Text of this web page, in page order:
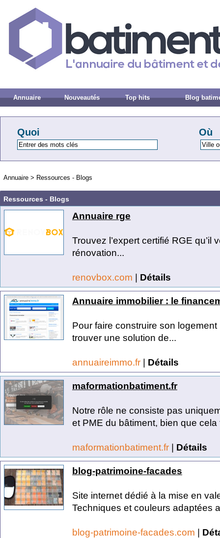
Annuaire Nouveautés Top hits Blog
Quoi Où
Annuaire > Ressources - Blogs
Ressources - Blogs
Annuaire rge
Trouvez l’expert certifié RGE
rénovation...
renovbox.com | Détails
Annuaire immobilier : le
Pour faire construire son
trouver une solution de...
annuaireimmo.fr | Détails
maformationbatiment.fr
Notre rôle ne consiste pas
et PME du bâtiment, bien que cela
maformationbatiment.fr | Détails
blog-patrimoine-facades
Site internet dédié à la mise en
Techniques et couleurs adaptées
blog-patrimoine-facades.com |